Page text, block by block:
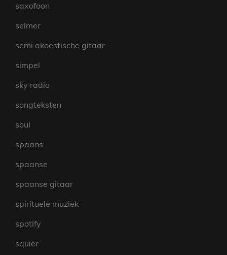
saxofoon
selmer
semi akoestische gitaar
simpel
sky radio
songteksten
soul
spaans
spaanse
spaanse gitaar
spirituele muziek
spotify
squier